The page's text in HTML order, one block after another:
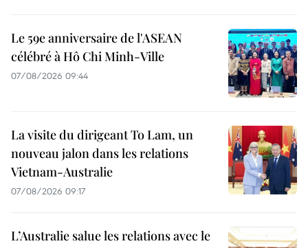
Le 59e anniversaire de l'ASEAN
célébré à Hô Chi Minh-Ville
07/08/2026 09:44
La visite du dirigeant To Lam, un
nouveau jalon dans les relations
Vietnam-Australie
07/08/2026 09:17
L’Australie salue les relations avec le